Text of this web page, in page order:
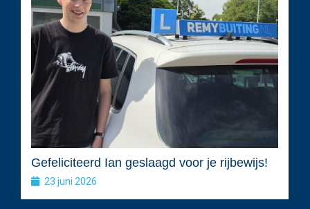
Gefeliciteerd Ian geslaagd voor je rijbewijs!
23 juni 2026